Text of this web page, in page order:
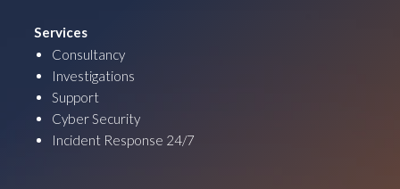
Services
Consultancy
Investigations
Support
Cyber Security
Incident Response 24/7